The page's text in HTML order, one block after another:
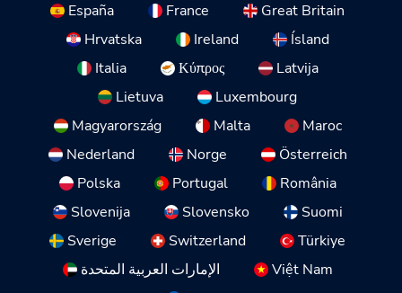
España
France
Great Britain
Hrvatska
Ireland
Ísland
Italia
Κύπρος
Latvija
Lietuva
Luxembourg
Magyarország
Malta
Maroc
Nederland
Norge
Österreich
Polska
Portugal
România
Slovenija
Slovensko
Suomi
Sverige
Switzerland
Türkiye
الإمارات العربية المتحدة
Việt Nam